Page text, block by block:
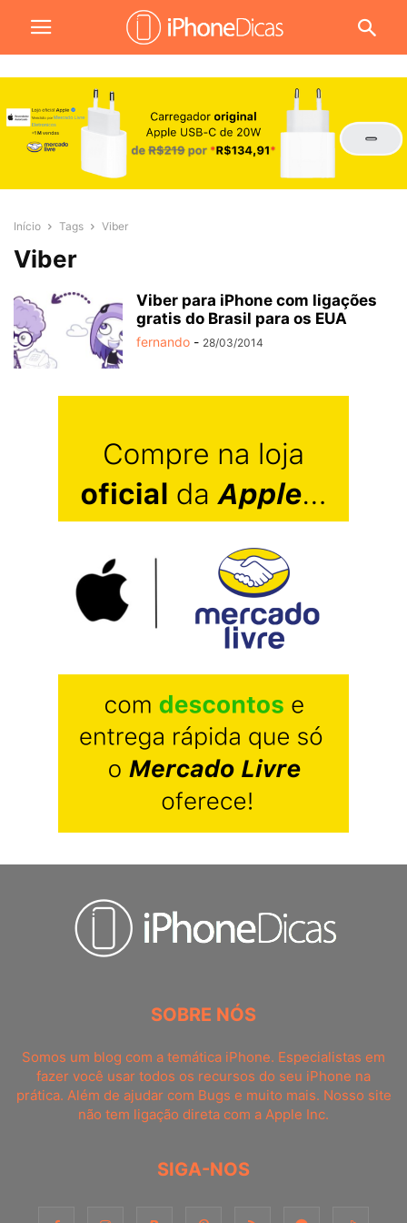
Início Tags Viber
Viber
Viber para iPhone com ligações
gratis do Brasil para os EUA
fernando - 28/03/2014
SOBRE NÓS
Somos um blog com a temática iPhone. Especialistas em
fazer você usar todos os recursos do seu iPhone na
prática. Além de ajudar com Bugs e muito mais. Nosso site
não tem ligação direta com a Apple Inc.
SIGA-NOS